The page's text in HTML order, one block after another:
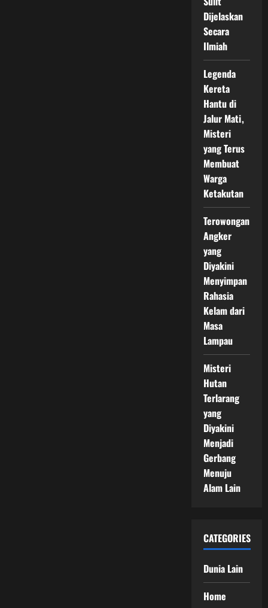
Dijelaskan
Secara
Ilmiah
Legenda
Kereta
Hantu di
Jalur Mati,
Misteri
yang Terus
Membuat
Warga
Ketakutan
Terowongan
Angker
yang
Diyakini
Menyimpan
Rahasia
Kelam dari
Masa
Lampau
Misteri
Hutan
Terlarang
yang
Diyakini
Menjadi
Gerbang
Menuju
Alam Lain
CATEGORIES
Dunia Lain
Home